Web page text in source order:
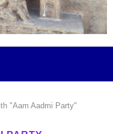
"Aam Aadmi Party"